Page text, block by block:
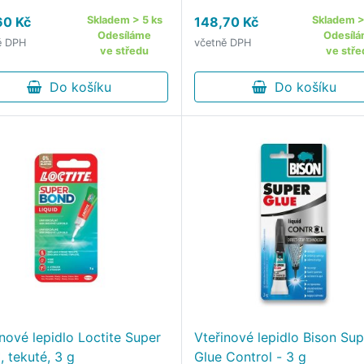
teplotní odolnost: -10 -
po zaschnutí průhledné
Kč
DPH
Skladem > 5 ks
Odesíláme
ve středu
Do košíku
plísní a hub vysoká
lepivost vhodná pro
148,70 Kč
včetně DPH
Skladem
ve
Do košíku
lepidlo Loctite Super
tekuté, 3 g
Vteřinové lepidlo Bison
Glue Control - 3 g